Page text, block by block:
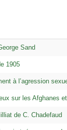
Sand
1905
à l’agression
sur les Afghanes
de C. Chadefaud